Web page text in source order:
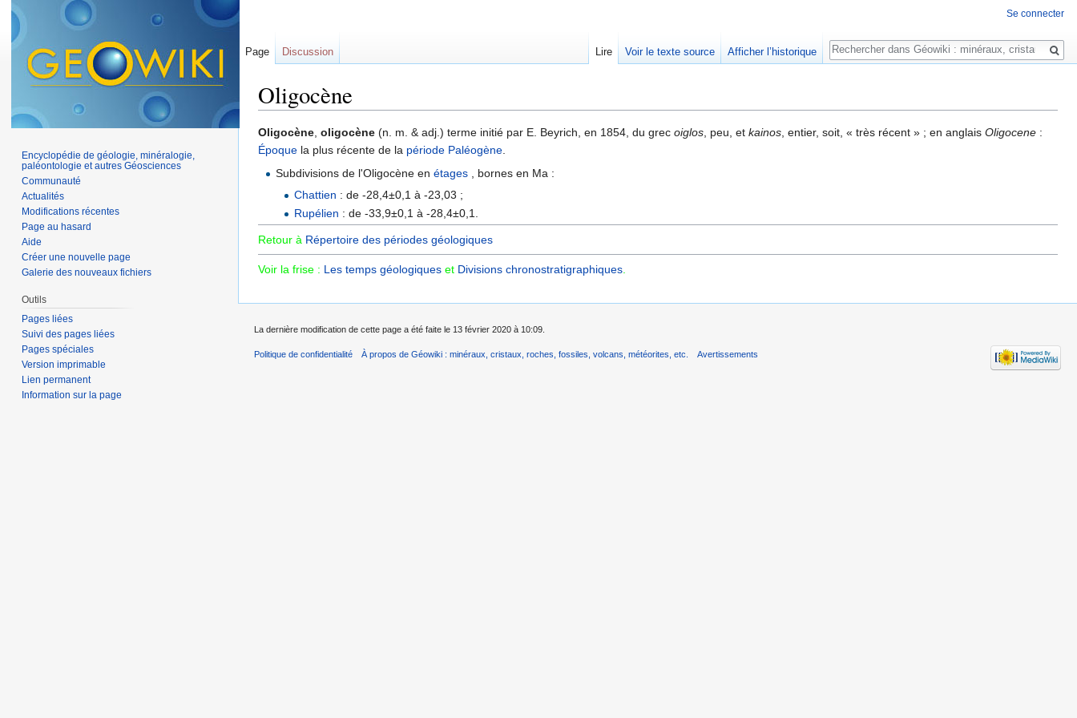
Oligocène
Oligocène, oligocène (n. m. & adj.) terme initié par E. Beyrich, en 1854, du grec oiglos, peu, et kainos, entier, soit, « très récent » ; en anglais Oligocene :
Époque la plus récente de la période Paléogène.
Subdivisions de l'Oligocène enétages , bornes en Ma :
Chattien : de -28,4±0,1 à -23,03 ;
Rupélien : de -33,9±0,1 à -28,4±0,1.
Retour à Répertoire des périodes géologiques
Voir la frise : Les temps géologiques et Divisions chronostratigraphiques‎
Se connecter
Page Discussion Lire Voir le texte source Afficher l’historique
Rechercher
Encyclopédie de géologie, minéralogie,
paléontologie et autres Géosciences
Communauté
Actualités
Modifications récentes
Page au hasard
Aide
Créer une nouvelle page
Galerie des nouveaux fichiers
Outils
Pages liées
Suivi des pages liées
Pages spéciales
Version imprimable
Lien permanent
Information sur la page
La dernière modification de cette page a été faite le 13 février 2020 à 10:09.
Politique de confidentialité À propos de Géowiki : minéraux, cristaux, roches, fossiles, volcans, météorites, etc. Avertissements